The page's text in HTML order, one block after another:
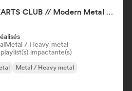
HEAVY HEARTS CLUB // Modern Metal Essentials
Metal / Heavy metal
impactante(s)
Metal / Heavy metal